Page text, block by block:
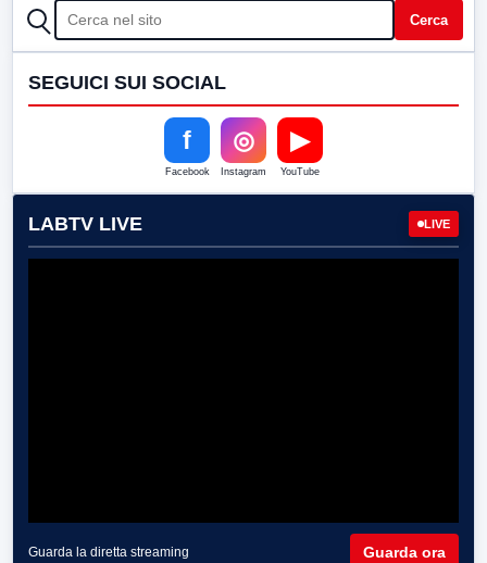
CERCA Cerca
SEGUICI SUI SOCIAL
f
Facebook
◎
Instagram
▶
YouTube
LABTV LIVE LIVE
Guarda la diretta streaming Guarda ora